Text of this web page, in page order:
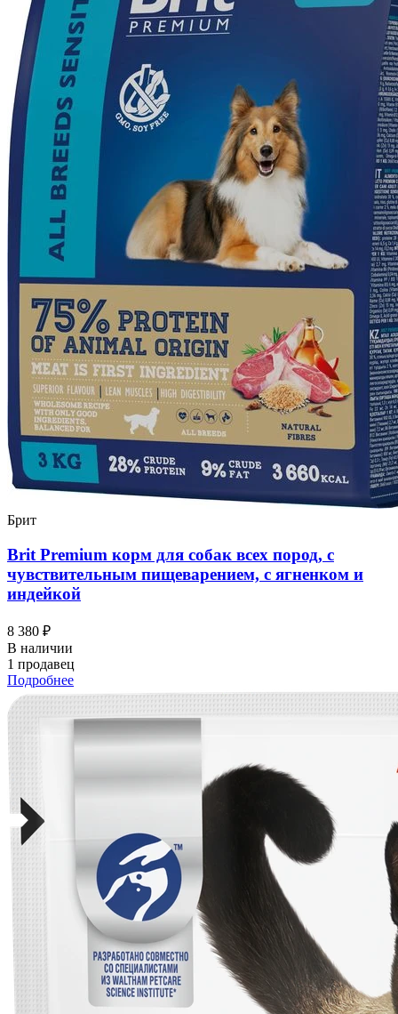
Брит
Brit Premium корм для собак всех пород, с
чувствительным пищеварением, с ягненком и
индейкой
8 380 ₽
В наличии
1 продавец
Подробнее